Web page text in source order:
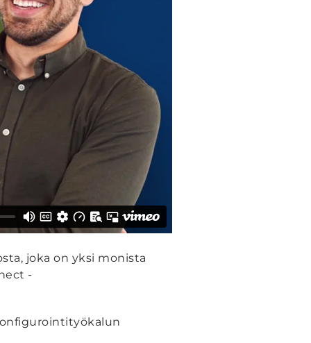
joka on yksi monista
-